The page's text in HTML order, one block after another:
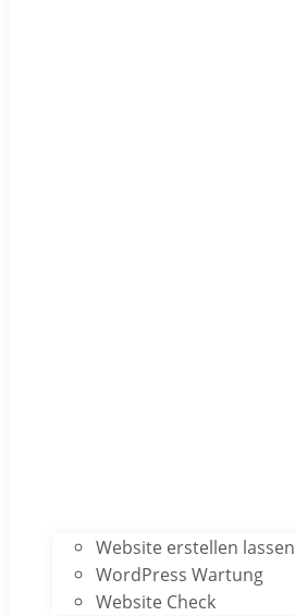
Website erstellen lassen
WordPress Wartung
Website Check